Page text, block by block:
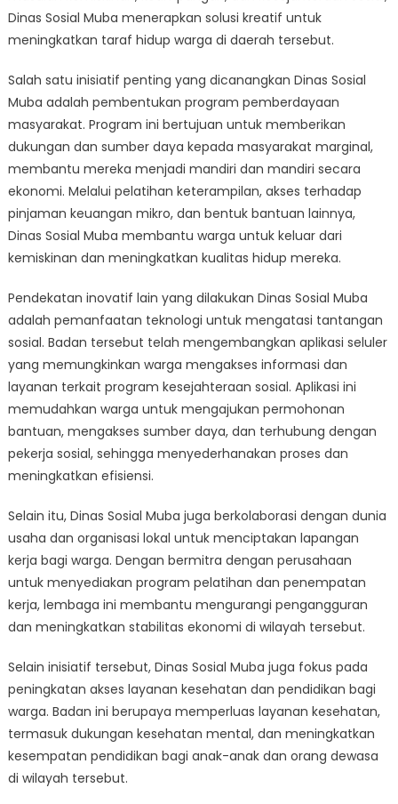
dalam
Mengatasi
Sosial
Dinas Sosial Muba menerapkan solusi kreatif untuk
meningkatkan taraf hidup warga di daerah tersebut.
Salah satu inisiatif penting yang dicanangkan Dinas Sosial
Muba adalah pembentukan program pemberdayaan
masyarakat. Program ini bertujuan untuk memberikan
dukungan dan sumber daya kepada masyarakat marginal,
membantu mereka menjadi mandiri dan mandiri secara
ekonomi. Melalui pelatihan keterampilan, akses terhadap
pinjaman keuangan mikro, dan bentuk bantuan lainnya,
Dinas Sosial Muba membantu warga untuk keluar dari
kemiskinan dan meningkatkan kualitas hidup mereka.
Pendekatan inovatif lain yang dilakukan Dinas Sosial Muba
adalah pemanfaatan teknologi untuk mengatasi tantangan
sosial. Badan tersebut telah mengembangkan aplikasi seluler
yang memungkinkan warga mengakses informasi dan
layanan terkait program kesejahteraan sosial. Aplikasi ini
memudahkan warga untuk mengajukan permohonan
bantuan, mengakses sumber daya, dan terhubung dengan
pekerja sosial, sehingga menyederhanakan proses dan
meningkatkan efisiensi.
Selain itu, Dinas Sosial Muba juga berkolaborasi dengan dunia
usaha dan organisasi lokal untuk menciptakan lapangan
kerja bagi warga. Dengan bermitra dengan perusahaan
untuk menyediakan program pelatihan dan penempatan
kerja, lembaga ini membantu mengurangi pengangguran
dan meningkatkan stabilitas ekonomi di wilayah tersebut.
Selain inisiatif tersebut, Dinas Sosial Muba juga fokus pada
peningkatan akses layanan kesehatan dan pendidikan bagi
warga. Badan ini berupaya memperluas layanan kesehatan,
termasuk dukungan kesehatan mental, dan meningkatkan
kesempatan pendidikan bagi anak-anak dan orang dewasa
di wilayah tersebut.